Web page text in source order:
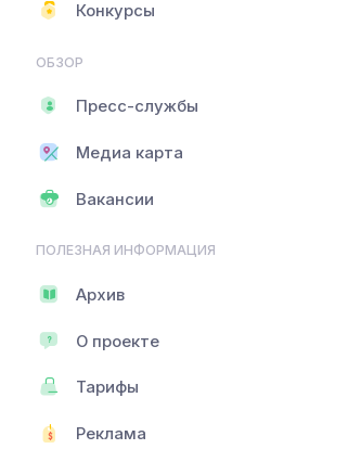
Конкурсы
ОБЗОР
Пресс-службы
Медиа карта
Вакансии
ПОЛЕЗНАЯ ИНФОРМАЦИЯ
Архив
О проекте
Тарифы
Реклама